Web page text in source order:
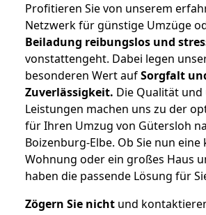
Profitieren Sie von unserem
Netzwerk für günstige Umzüge
Beiladung reibungslos und
vonstattengeht. Dabei legen
besonderen Wert aufSorgfalt
Zuverlässigkeit. Die Qualität
Leistungen machen uns zu der
für Ihren Umzug von Gütersloh
Boizenburg-Elbe. Ob Sie nun eine
Wohnung oder ein großes Haus
haben die passende Lösung für
Zögern Sie nicht und